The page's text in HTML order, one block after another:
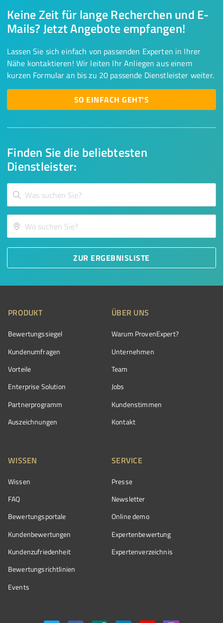
Finden Sie die beliebtesten
Dienstleister:
ZUR ERGEBNISLISTE
Keine Zeit für lange Recherchen und E-
Mails? Jetzt Angebote empfangen!
Lassen Sie sich einfach von passenden Experten in Ihrer
Nähe kontaktieren! Wir leiten Ihr Anliegen aus einem
kurzen Formular an bis zu 20 passende Dienstleister weiter.
SO EINFACH GEHT'S
PRODUKT
Bewertungssiegel
Kundenumfragen
Vorteile
Enterprise Solution
Partnerprogramm
Auszeichnungen
ÜBER UNS
Warum ProvenExpert?
Unternehmen
Team
Jobs
Kundenstimmen
Kontakt
WISSEN
Wissen
FAQ
Bewertungsportale
Kundenbewertungen
Kundenzufriedenheit
Bewertungs­richtlinien
Events
SERVICE
Presse
Newsletter
Online demo
Expertenbewertung
Expertenverzeichnis